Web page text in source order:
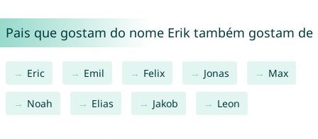
Pais que gostam do nome Erik também gostam de
Eric Emil Felix Jonas Max
Noah Elias Jakob Leon